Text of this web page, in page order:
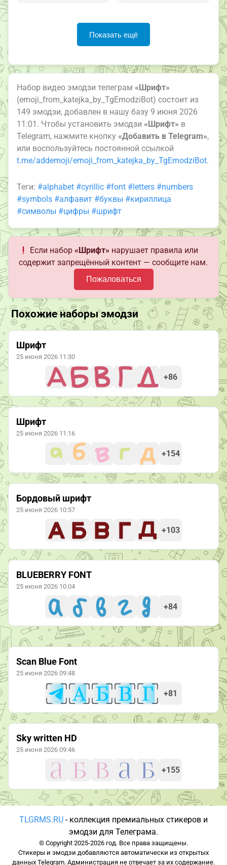
Показать ещё
Набор видео эмодзи телеграм «Шрифт»
(emoji_from_katejka_by_TgEmodziBot) состоит из
149 эмодзи, добавлен в нашу базу 9 июня 2026
11:01. Чтобы установить эмодзи «Шрифт» в
Telegram, нажмите кнопку «Добавить в Telegram»,
или воспользуйтесь постоянной ссылкой
t.me/addemoji/emoji_from_katejka_by_TgEmodziBot.
Теги: #alphabet #cyrillic #font #letters #numbers
#symbols #алфавит #буквы #кириллица
#символы #цифры #шрифт
Если набор«Шрифт» нарушает правила или
содержит запрещённый контент — сообщите нам.
Пожаловаться
Похожие наборы эмодзи
Шрифт
25 июня 2026 11:30
+86
Шрифт
25 июня 2026 11:16
+154
Бордовый шрифт
25 июня 2026 10:57
+103
BLUEBERRY FONT
25 июня 2026 10:04
+84
Scan Blue Font
25 июня 2026 09:48
+81
Sky written HD
25 июня 2026 09:46
+155
TLGRMS.RU - коллекция премиальных стикеров и
эмодзи для Телеграма.
© Copyright 2025-2026 год. Все права защищены.
Стикеры и эмодзи добавляются автоматически из открытых
данных Telegram. Администрация не отвечает за их содержание.